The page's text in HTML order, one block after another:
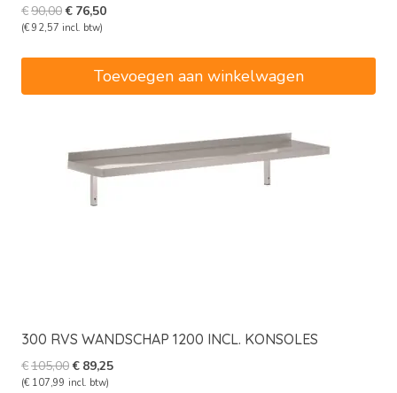
€90,00Oorspronkelijke
prijs
€ 76,50Huidige
(€ 92,57 incl. btw)
Toevoegen aan winkelwagen
300 RVS WANDSCHAP 1200 INCL. KONSOLES
€105,00Oorspronkelijke
prijs
€ 89,25Huidige
(€ 107,99 incl. btw)